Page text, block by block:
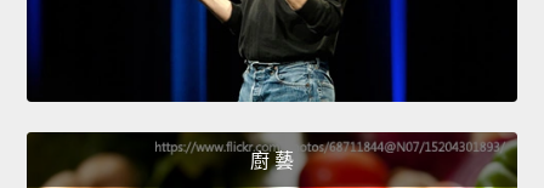
廚 藝